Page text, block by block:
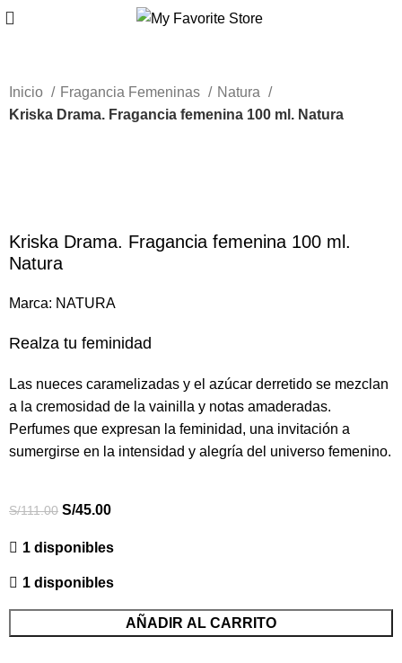
Inicio Fragancia Femeninas
Natura
Kriska Drama. Fragancia femenina 100 ml. Natura
Kriska Drama. Fragancia femenina 100 ml.
Natura
Marca: NATURA
Realza tu feminidad
Las nueces caramelizadas y el azúcar derretido se mezclan
a la cremosidad de la vainilla y notas amaderadas.
Perfumes que expresan la feminidad, una invitación a
sumergirse en la intensidad y alegría del universo femenino.
S/111.00 S/45.00
1 disponibles
1 disponibles
AÑADIR AL CARRITO